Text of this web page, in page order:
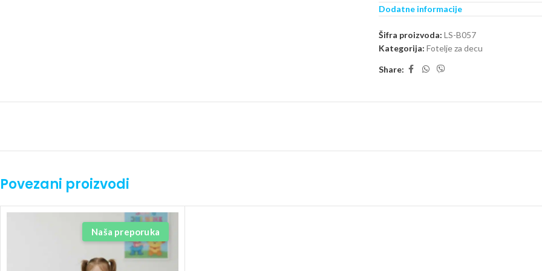
Praktično rasklapanje:
Jednim jednostavnim potezom, foteljica se
za odmor ili popodnevnu dremku. Tri sloja
položaju.
U sklopljenom stanju, foteljica ima
Dodatne informacije
Šifra proizvoda: LS-B057
Kategorija: Fotelje za decu
Share:
Povezani proizvodi
Naša preporuka